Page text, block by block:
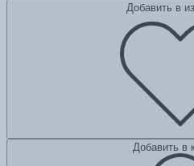
Добавить в
Добавить в